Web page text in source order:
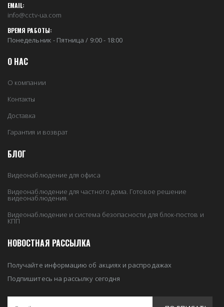
EMAIL:
info@cctv-ua.com
ВРЕМЯ РАБОТЫ:
Понедельник - Пятница / 9:00 - 18:00
О НАС
О компании
Контакты
Доставка
Гарантия и возврат
БЛОГ
Видеонаблюдение для офиса
Видеонаблюдение для частного дома. Готовое решение
видеонаблюдения.
Видеонаблюдение и система безопасности для блок-постов и
КПП
НОВОСТНАЯ РАССЫЛКА
Получайте информацию об акциях и распродажах
Подпишитесь на рассылку сегодня